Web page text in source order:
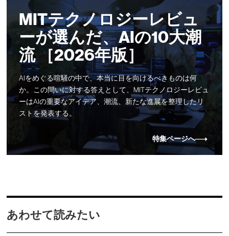
MITテクノロジーレビュ
ーが選んだ、AIの10大潮
流 ［2026年版］
AIをめぐる喧騒の中で、本当に目を向けるべきものは何
か。この問いに対する答えとして、MITテクノロジーレビュ
ーはAIの重要なアイデア、潮流、新たな進展を整理したリ
ストを発表する。
特集ページへ
あわせて読みたい